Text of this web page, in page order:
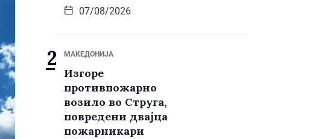
07/08/2026
МАКЕДОНИЈА
Изгоре
противпожарно
возило во Струга,
повредени двајца
пожарникари